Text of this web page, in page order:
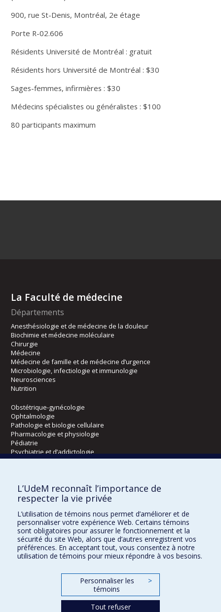
900, rue St-Denis, Montréal, 2e étage
Porte R-02.606
Résidents Université de Montréal : gratuit
Résidents hors Université de Montréal : $30
Sages-femmes, infirmières : $30
Médecins spécialistes ou généralistes : $100
80 participants maximum
La Faculté de médecine
Départements
Anesthésiologie et de médecine de la douleur
Biochimie et médecine moléculaire
Chirurgie
Médecine
Médecine de famille et de médecine d’urgence
Microbiologie, infectiologie et immunologie
Neurosciences
Nutrition
Obstétrique-gynécologie
Ophtalmologie
Pathologie et biologie cellulaire
Pharmacologie et physiologie
Pédiatrie
Psychiatrie et d’addictologie
Radiologie, radio-oncologie et médecine nucléaire
Écoles
Orthophonie et audiologie
Réadaptation
Directions
L’UdeM reconnaît l’importance de
respecter la vie privée
L’utilisation de témoins nous permet d’améliorer et de
personnaliser votre expérience Web. Certains témoins
sont obligatoires pour assurer le fonctionnement et la
sécurité du site Web, alors que d’autres enregistrent vos
préférences. En acceptant tout, vous consentez à notre
utilisation de témoins pour mieux répondre à vos besoins.
Personnaliser les
témoins
>
Tout refuser